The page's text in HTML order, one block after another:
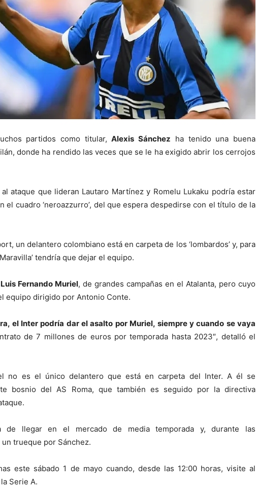
partidos como titular,Alexis Sánchez ha tenido una buena
donde ha rendido las veces que se le ha exigido abrir los cerrojos
ataque que lideran Lautaro Martínez y Romelu Lukaku podría estar
el cuadro ‘neroazzurro’, del que espera despedirse con el título de la
un delantero colombiano está en carpeta de los ‘lombardos’ y, para
tendría que dejar el equipo.
Luis Fernando Muriel, de grandes campañas en el Atalanta, pero cuyo
equipo dirigido por Antonio Conte.
el Inter podría dar el asalto por Muriel, siempre y cuando se vaya
de 7 millones de euros por temporada hasta 2023″, detalló el
no es el único delantero que está en carpeta del Inter. A él se
bosnio del AS Roma, que también es seguido por la directiva
de llegar en el mercado de media temporada y, durante las
trueque por Sánchez.
este sábado 1 de mayo cuando, desde las 12:00 horas, visite al
Serie A.